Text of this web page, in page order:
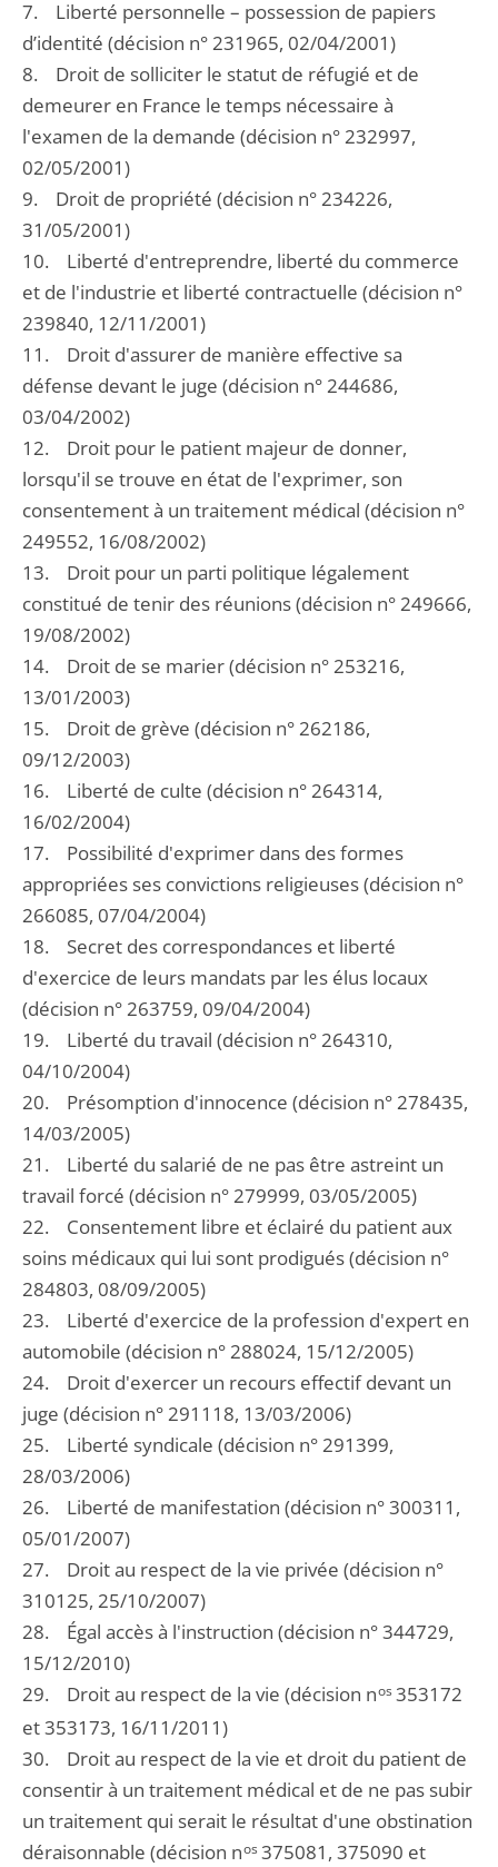
7. Liberté personnelle – possession de papiers
d’identité (décision n° 231965, 02/04/2001)
8. Droit de solliciter le statut de réfugié et de
demeurer en France le temps nécessaire à
l'examen de la demande (décision n° 232997,
02/05/2001)
9. Droit de propriété (décision n° 234226,
31/05/2001)
10. Liberté d'entreprendre, liberté du commerce
et de l'industrie et liberté contractuelle (décision n°
239840, 12/11/2001)
11. Droit d'assurer de manière effective sa
défense devant le juge (décision n° 244686,
03/04/2002)
12. Droit pour le patient majeur de donner,
lorsqu'il se trouve en état de l'exprimer, son
consentement à un traitement médical (décision n°
249552, 16/08/2002)
13. Droit pour un parti politique légalement
constitué de tenir des réunions (décision n° 249666,
19/08/2002)
14. Droit de se marier (décision n° 253216,
13/01/2003)
15. Droit de grève (décision n° 262186,
09/12/2003)
16. Liberté de culte (décision n° 264314,
16/02/2004)
17. Possibilité d'exprimer dans des formes
appropriées ses convictions religieuses (décision n°
266085, 07/04/2004)
18. Secret des correspondances et liberté
d'exercice de leurs mandats par les élus locaux
(décision n° 263759, 09/04/2004)
19. Liberté du travail (décision n° 264310,
04/10/2004)
20. Présomption d'innocence (décision n° 278435,
14/03/2005)
21. Liberté du salarié de ne pas être astreint un
travail forcé (décision n° 279999, 03/05/2005)
22. Consentement libre et éclairé du patient aux
soins médicaux qui lui sont prodigués (décision n°
284803, 08/09/2005)
23. Liberté d'exercice de la profession d'expert en
automobile (décision n° 288024, 15/12/2005)
24. Droit d'exercer un recours effectif devant un
juge (décision n° 291118, 13/03/2006)
25. Liberté syndicale (décision n° 291399,
28/03/2006)
26. Liberté de manifestation (décision n° 300311,
05/01/2007)
27. Droit au respect de la vie privée (décision n°
310125, 25/10/2007)
28. Égal accès à l'instruction (décision n° 344729,
15/12/2010)
29. Droit au respect de la vie (décision nos 353172
et 353173, 16/11/2011)
30. Droit au respect de la vie et droit du patient de
consentir à un traitement médical et de ne pas subir
un traitement qui serait le résultat d'une obstination
déraisonnable (décision nos 375081, 375090 et